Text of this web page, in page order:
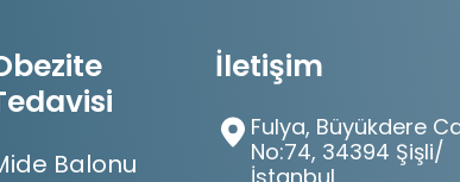
Balonu
İletişim
Fulya, Büyükdere
No:74, 34394 Şişli/